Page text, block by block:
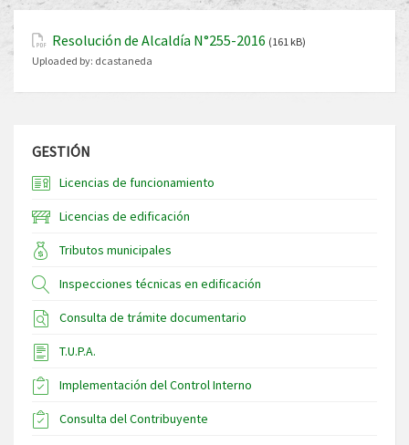
Resolución de Alcaldía N°255-2016 (161 kB)
Uploaded by: dcastaneda
GESTIÓN
Licencias de funcionamiento
Licencias de edificación
Tributos municipales
Inspecciones técnicas en edificación
Consulta de trámite documentario
T.U.P.A.
Implementación del Control Interno
Consulta del Contribuyente